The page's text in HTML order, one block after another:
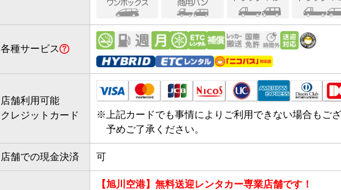
事前にご搭乗便の連絡を頂ければ当日のお電
せん。
0166-74-8866
各種サービス
店舗利用可能
クレジットカード
※ 上記カードでも事情によりご利用できない場合もござ
予めご了承ください。
店舗での現金決済 可
【旭川空港】無料送迎レンタカー専業店舗です！